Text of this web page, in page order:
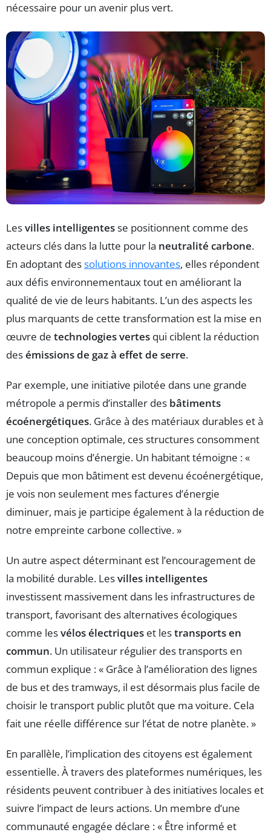
nécessaire pour un avenir plus vert.
Lesvilles intelligentesse positionnent comme des
acteurs clés dans la lutte pour la neutralité carbone.
En adoptant dessolutions innovantes, elles répondent
aux défis environnementaux tout en améliorant la
qualité de vie de leurs habitants. L’un des aspects les
plus marquants de cette transformation est la mise en
œuvre de technologies vertes qui ciblent la réduction
desémissions de gaz à effet de serre.
Par exemple, une initiative pilotée dans une grande
métropole a permis d’installer des bâtiments
écoénergétiques. Grâce à des matériaux durables et à
une conception optimale, ces structures consomment
beaucoup moins d’énergie. Un habitant témoigne : «
Depuis que mon bâtiment est devenu écoénergétique,
je vois non seulement mes factures d’énergie
diminuer, mais je participe également à la réduction de
notre empreinte carbone collective. »
Un autre aspect déterminant est l’encouragement de
la mobilité durable. Lesvilles intelligentes
investissent massivement dans les infrastructures de
transport, favorisant des alternatives écologiques
comme lesvélos électriques et lestransports en
commun. Un utilisateur régulier des transports en
commun explique : « Grâce à l’amélioration des lignes
de bus et des tramways, il est désormais plus facile de
choisir le transport public plutôt que ma voiture. Cela
fait une réelle différence sur l’état de notre planète. »
En parallèle, l’implication des citoyens est également
essentielle. À travers des plateformes numériques, les
résidents peuvent contribuer à des initiatives locales et
suivre l’impact de leurs actions. Un membre d’une
communauté engagée déclare : « Être informé et